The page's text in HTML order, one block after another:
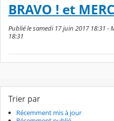
BRAVO ! et
Publié le samedi 17 juin 2017 18:31 -
18:31
Trier par
Récemment mis à jour